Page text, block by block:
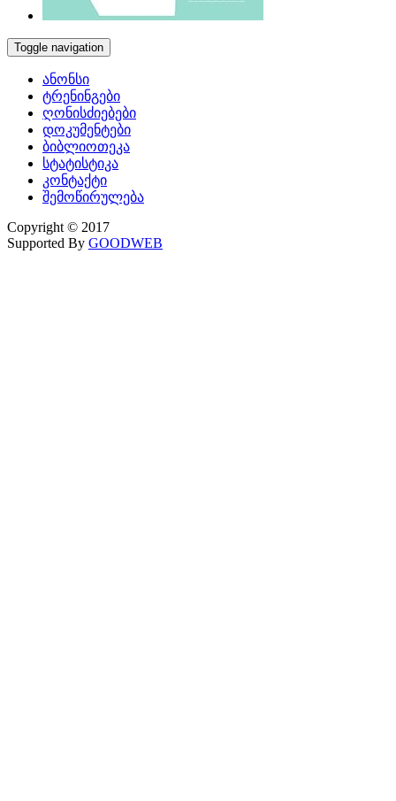
Toggle navigation
ანონსი
ტრენინგები
ღონისძიებები
დოკუმენტები
ბიბლიოთეკა
სტატისტიკა
კონტაქტი
შემოწირულება
Copyright © 2017
Supported By GOODWEB